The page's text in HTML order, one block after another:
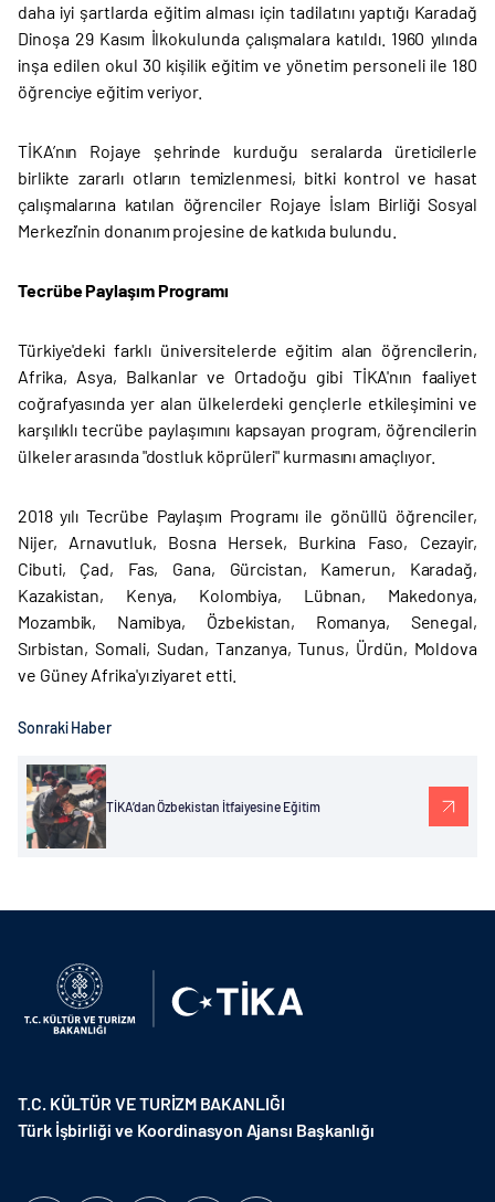
daha iyi şartlarda eğitim alması için tadilatını yaptığı Karadağ
Dinoşa 29 Kasım İlkokulunda çalışmalara katıldı. 1960 yılında
inşa edilen okul 30 kişilik eğitim ve yönetim personeli ile 180
öğrenciye eğitim veriyor.
TİKA’nın Rojaye şehrinde kurduğu seralarda üreticilerle
birlikte zararlı otların temizlenmesi, bitki kontrol ve hasat
çalışmalarına katılan öğrenciler Rojaye İslam Birliği Sosyal
Merkezi’nin donanım projesine de katkıda bulundu.
Tecrübe Paylaşım Programı
Türkiye'deki farklı üniversitelerde eğitim alan öğrencilerin,
Afrika, Asya, Balkanlar ve Ortadoğu gibi TİKA'nın faaliyet
coğrafyasında yer alan ülkelerdeki gençlerle etkileşimini ve
karşılıklı tecrübe paylaşımını kapsayan program, öğrencilerin
ülkeler arasında "dostluk köprüleri" kurmasını amaçlıyor.
2018 yılı Tecrübe Paylaşım Programı ile gönüllü öğrenciler,
Nijer, Arnavutluk, Bosna Hersek, Burkina Faso, Cezayir,
Cibuti, Çad, Fas, Gana, Gürcistan, Kamerun, Karadağ,
Kazakistan, Kenya, Kolombiya, Lübnan, Makedonya,
Mozambik, Namibya, Özbekistan, Romanya, Senegal,
Sırbistan, Somali, Sudan, Tanzanya, Tunus, Ürdün, Moldova
ve Güney Afrika'yı ziyaret etti.
Sonraki Haber
TİKA’dan Özbekistan İtfaiyesine Eğitim
T.C. KÜLTÜR VE TURİZM BAKANLIĞI
Türk İşbirliği ve Koordinasyon Ajansı Başkanlığı